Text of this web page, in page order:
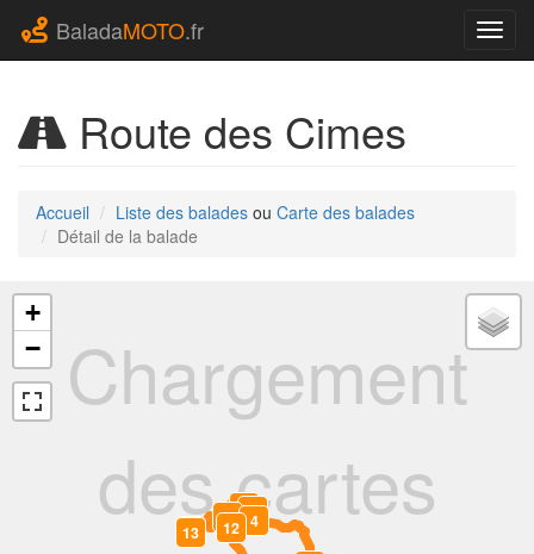
BaladaMOTO.fr
Route des Cimes
Accueil Liste des balades ou Carte des balades
Détail de la balade
Chargement
des cartes
0
1 23
4
12
13
+
−